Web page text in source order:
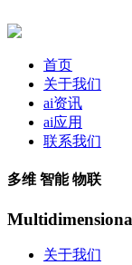
首页
关于我们
ai资讯
ai应用
联系我们
多维 智能 物联
关于我们